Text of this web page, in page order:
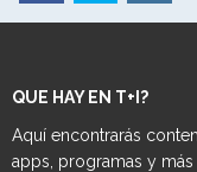
QUE HAY EN T+I?
Aquí encontrarás
apps, programas y